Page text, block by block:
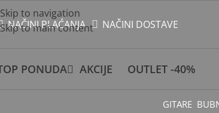
Skip to navigation
Skip to main content
NAČINI PLAĆANJA NAČINI DOSTAVE
PONUDA AKCIJE OUTLET -40%
GITARE